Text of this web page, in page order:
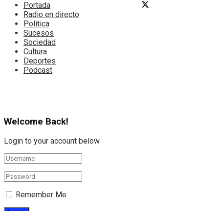
Portada
Radio en directo
Política
Sucesos
Sociedad
Cultura
Deportes
Podcast
Welcome Back!
Login to your account below
Remember Me